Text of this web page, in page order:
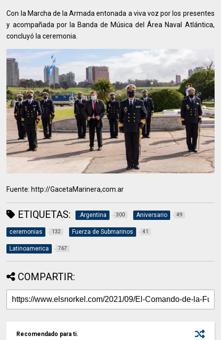
Con la Marcha de la Armada entonada a viva voz por los presentes
y acompañada por la Banda de Música del Área Naval Atlántica,
concluyó la ceremonia.
Fuente: http://GacetaMarinera,com.ar
ETIQUETAS: .Argentina 300 Aniversario 49
ceremonias 132 Fuerza de Submarinos 41
Latinoamerica 767
COMPARTIR:
Recomendado para ti.